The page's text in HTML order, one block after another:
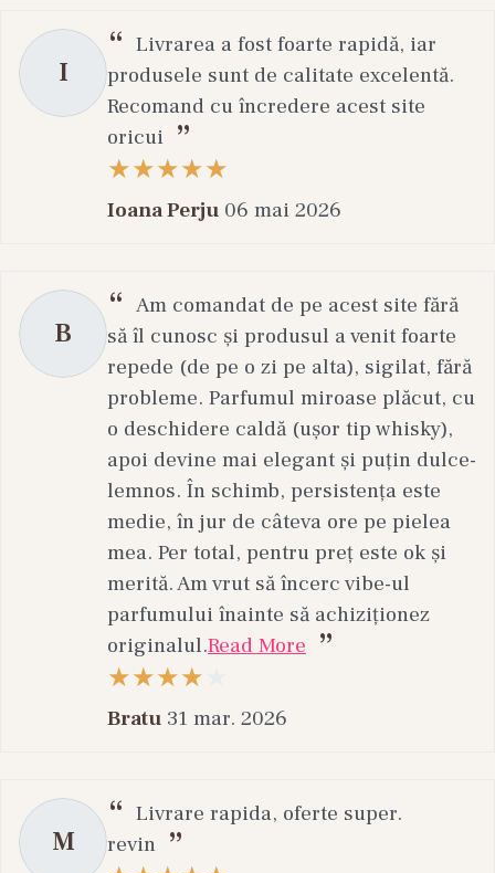
I
Livrarea a fost foarte rapidă, iar
produsele sunt de calitate excelentă.
Recomand cu încredere acest site
oricui
Ioana Perju 06 mai 2026
B
Am comandat de pe acest site fără
să îl cunosc și produsul a venit foarte
repede (de pe o zi pe alta), sigilat, fără
probleme. Parfumul miroase plăcut, cu
o deschidere caldă (ușor tip whisky),
apoi devine mai elegant și puțin dulce-
lemnos. În schimb, persistența este
medie, în jur de câteva ore pe pielea
mea. Per total, pentru preț este ok și
merită. Am vrut să încerc vibe-ul
parfumului înainte să achiziționez
originalul.Read More
Bratu 31 mar. 2026
M
Livrare rapida, oferte super.
revin